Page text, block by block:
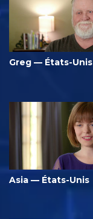
Greg — États-Unis
Asia — États-Unis